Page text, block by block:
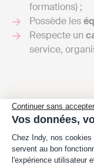
Continuer sans accepter
Vos données,
Plateforme de
Chez Indy, nos
servent au bon
l'expérience utilisateur
formations) ;
Possède les
Respecte un
service,
Le délai de